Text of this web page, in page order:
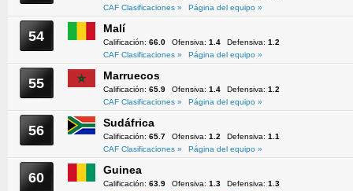
CAF Clasificaciones »
Página del equipo »
54 Malí
Calificación: 66.0 Ofensiva: 1.4 Defensiva: 1.2
CAF Clasificaciones »
Página del equipo »
55 Marruecos
Calificación: 65.9 Ofensiva: 1.4 Defensiva: 1.2
CAF Clasificaciones »
Página del equipo »
56 Sudáfrica
Calificación: 65.7 Ofensiva: 1.2 Defensiva: 1.1
CAF Clasificaciones »
Página del equipo »
60 Guinea
Calificación: 63.9 Ofensiva: 1.3 Defensiva: 1.3